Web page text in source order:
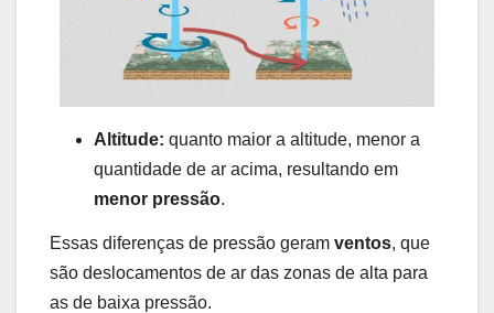
Altitude: quanto maior a altitude, menor a
quantidade de ar acima, resultando em
menor pressão.
Essas diferenças de pressão geram ventos, que
são deslocamentos de ar das zonas de alta para
as de baixa pressão.